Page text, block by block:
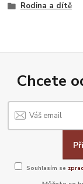
Rodina a dítě
Chcete
Souhlasím se